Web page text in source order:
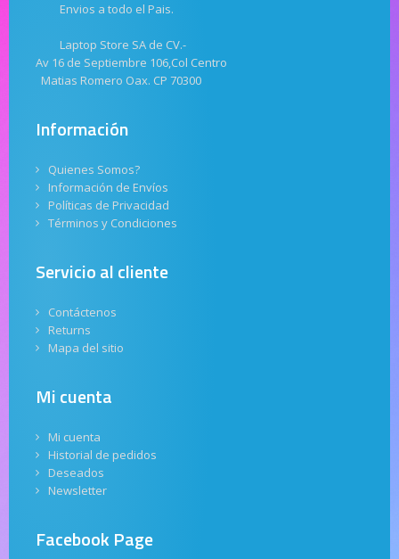
Envios a todo el Pais.
Laptop Store SA de CV.-
Av 16 de Septiembre 106,Col Centro
Matias Romero Oax. CP 70300
Información
Quienes Somos?
Información de Envíos
Políticas de Privacidad
Términos y Condiciones
Servicio al cliente
Contáctenos
Returns
Mapa del sitio
Mi cuenta
Mi cuenta
Historial de pedidos
Deseados
Newsletter
Facebook Page